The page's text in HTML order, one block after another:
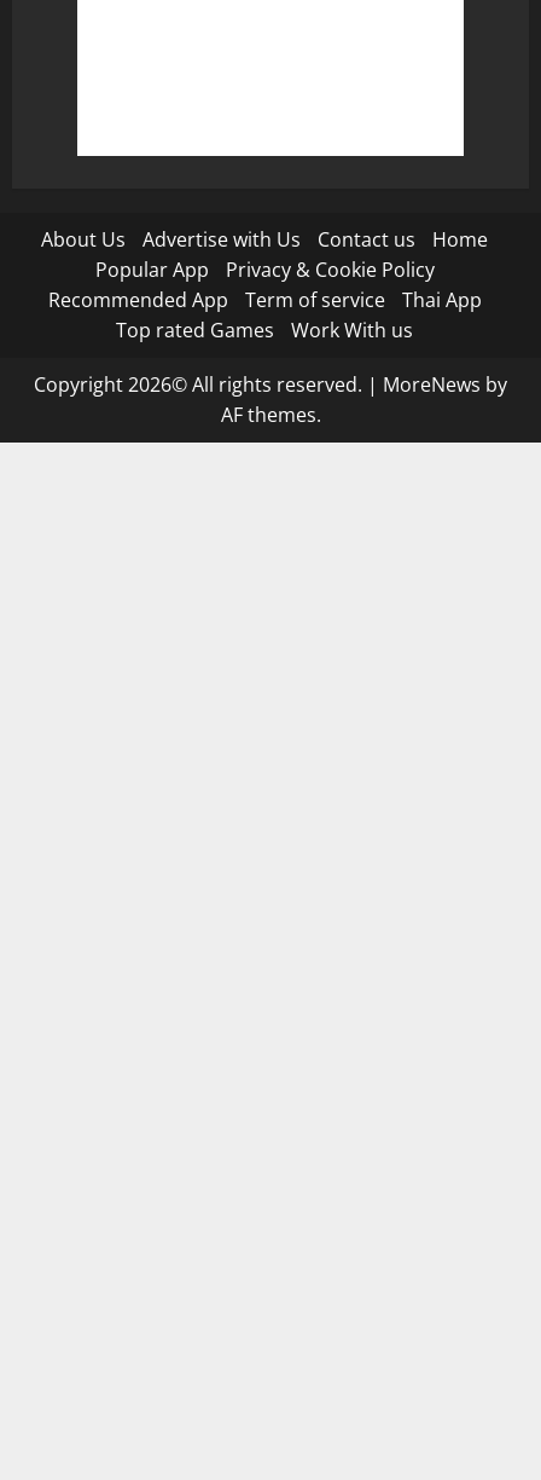
About Us Advertise with Us Contact us
Home
Popular App
Privacy & Cookie Policy
Recommended App
Term of service
Thai App
Top rated Games
Work With us
Copyright 2026© All rights reserved. | MoreNews by
AF themes.